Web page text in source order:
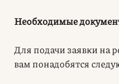
Необходимые
Для подачи заявки на
вам понадобятся